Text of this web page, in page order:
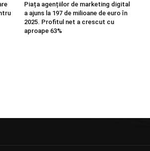
Piața agențiilor de marketing digital
a ajuns la 197 de milioane de euro în
2025. Profitul net a crescut cu
aproape 63%